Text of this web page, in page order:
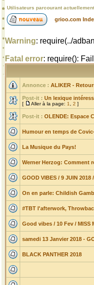
Utilisateurs parcourant
grioo.com
Warning: require(../
Fatal error: require():
Annonce : ALIKER -
Post-it : Un lexique
[ Aller à la page: 1 2 ]
Post-it : OLENDE: Espace
Humour en temps de
La Musique du Pays!
Werner Herzog: Comment
GOOD VIBES / 9 JUIN 2018
On en parle: Childish
#TBT l'afterwork,
Good vibes / 10 Fev / MISS
samedi 13 Janvier 2018 -
BLACK PANTHER 2018